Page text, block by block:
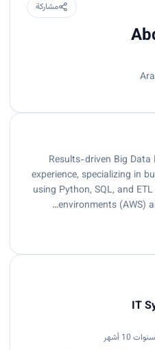
مشاركة
Results-driven Big
experience, specializing in
using Python, SQL, and
environments (AWS)
IT